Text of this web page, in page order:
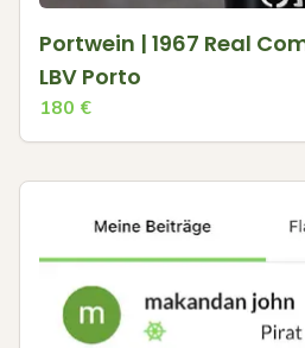
Portwein | 1967 Real
LBV Porto
180 €